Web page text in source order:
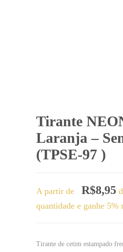
Tirante
Laranja –
(TPSE-97 )
A partir de R$8,95
quantidade e ganhe 5%
Tirante de cetim estampado